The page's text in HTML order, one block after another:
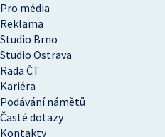
Pro média
Reklama
Studio Brno
Studio Ostrava
Rada ČT
Kariéra
Podávání námětů
Časté dotazy
Kontakty